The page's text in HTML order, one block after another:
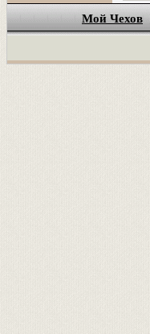
Мой Чехов